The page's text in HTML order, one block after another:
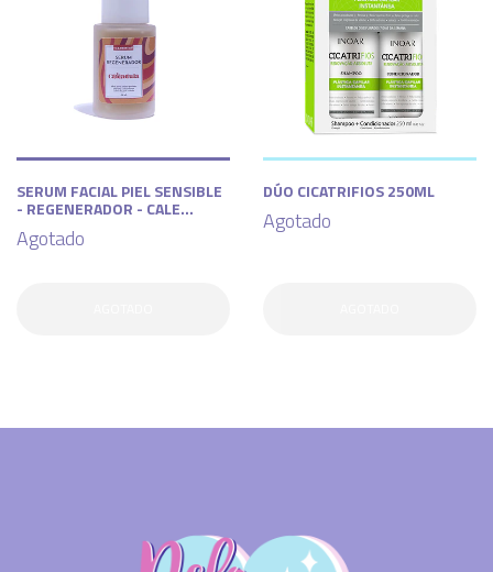
SERUM FACIAL PIEL SENSIBLE
- REGENERADOR - CALE...
Agotado
DÚO CICATRIFIOS 250ML
Agotado